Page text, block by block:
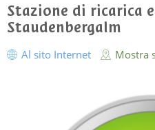
Stazione di ricarica
Staudenbergalm
Al sito Internet Mostra